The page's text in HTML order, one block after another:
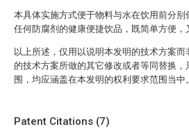
本具体实施方式便于物料与水在饮用前分
任何防腐剂的健康便捷饮品，既简单方便，
以上所述，仅用以说明本发明的技术方案
的技术方案所做的其它修改或者等同替换
围，均应涵盖在本发明的权利要求范围当中。
Patent Citations (7)